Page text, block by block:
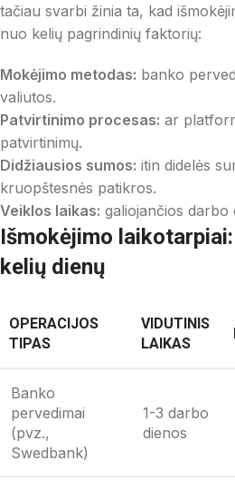
tačiau svarbi žinia ta, kad
nuo kelių pagrindinių faktorių:
Mokėjimo metodas: banko
valiutos.
Patvirtinimo procesas: ar
patvirtinimų.
Didžiausios sumos: itin didelės
kruopštesnės patikros.
Veiklos laikas: galiojančios darbo
Išmokėjimo
kelių dienų
OPERACIJOS
TIPAS
VIDUTINIS
LAIKAS
Banko
pervedimai
(pvz.,
Swedbank)
1-3 darbo
dienos